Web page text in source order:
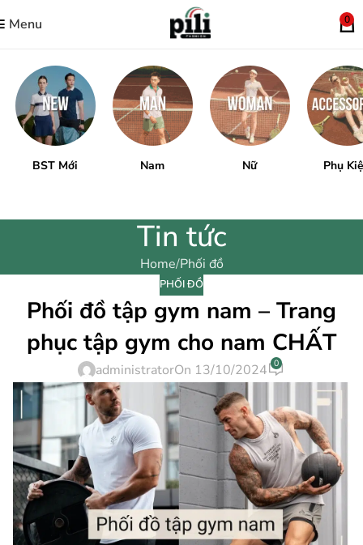
Menu 0
BST Mới Nam Nữ Phụ
Tin tức
Home Phối đồ
PHỐI ĐỒ
Phối đồ tập gym nam – Trang
phục tập gym cho nam CHẤT
administratorOn 13/10/2024 0